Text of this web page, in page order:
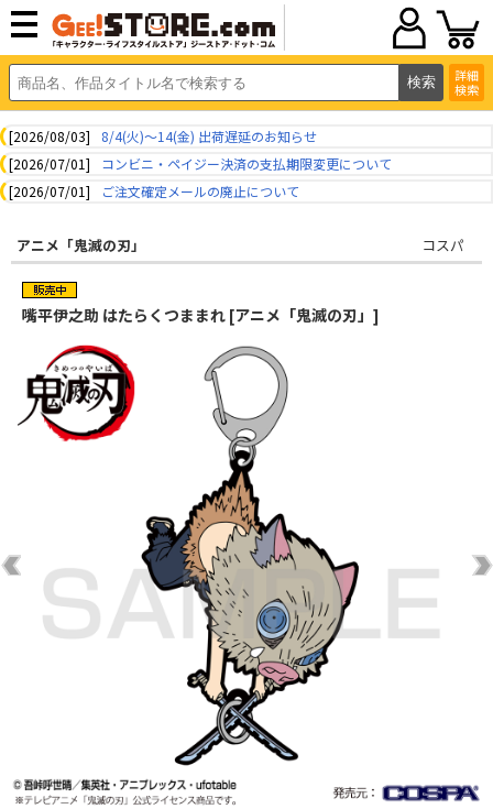
詳細
検索
[2026/08/03]
8/4(火)～14(金) 出荷遅延のお知らせ
[2026/07/01]
コンビニ・ペイジー決済の支払期限変更について
[2026/07/01]
ご注文確定メールの廃止について
アニメ「鬼滅の刃」 コスパ
嘴平伊之助 はたらくつままれ [アニメ「鬼滅の刃」]